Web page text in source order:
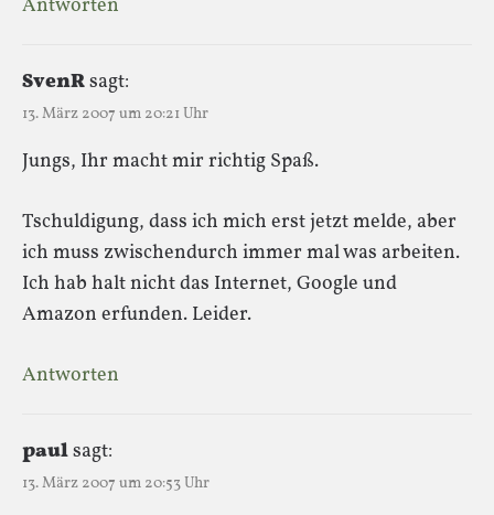
Antworten
SvenRsagt:
13. März 2007 um 20:21 Uhr
Jungs, Ihr macht mir richtig Spaß.
Tschuldigung, dass ich mich erst jetzt melde, aber
ich muss zwischendurch immer mal was arbeiten.
Ich hab halt nicht das Internet, Google und
Amazon erfunden. Leider.
Antworten
paulsagt:
13. März 2007 um 20:53 Uhr